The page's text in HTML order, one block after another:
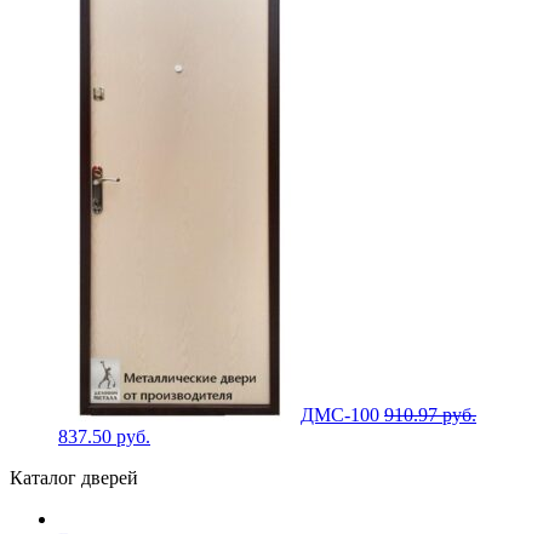
ДМС-100 910.97руб.
837.50 руб.
Каталог дверей